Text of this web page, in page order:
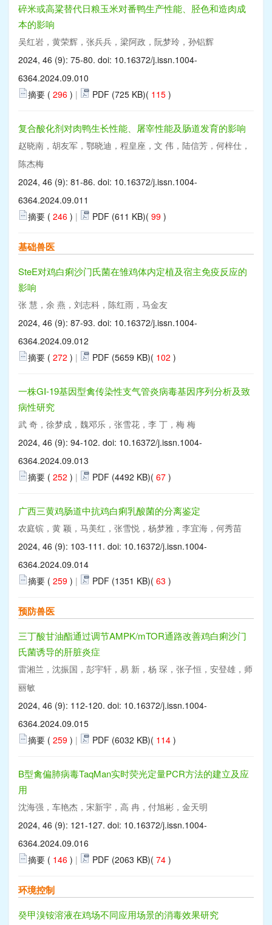
碎米或高粱替代日粮玉米对番鸭生产性能、胫色和造肉成
本的影响
吴红岩，黄荣辉，张兵兵，梁阿政，阮梦玲，孙铝辉
2024, 46 (9): 75-80. doi: 10.16372/j.issn.1004-
6364.2024.09.010
摘要 ( 296 ) | PDF (725 KB)( 115 )
复合酸化剂对肉鸭生长性能、屠宰性能及肠道发育的影响
赵晓南，胡友军，鄂晓迪，程皇座，文 伟，陆信芳，何梓仕，
陈杰梅
2024, 46 (9): 81-86. doi: 10.16372/j.issn.1004-
6364.2024.09.011
摘要 ( 246 ) | PDF (611 KB)( 99 )
基础兽医
SteE对鸡白痢沙门氏菌在雏鸡体内定植及宿主免疫反应的
影响
张 慧，余 燕，刘志科，陈红雨，马金友
2024, 46 (9): 87-93. doi: 10.16372/j.issn.1004-
6364.2024.09.012
摘要 ( 272 ) | PDF (5659 KB)( 102 )
一株GⅠ-19基因型禽传染性支气管炎病毒基因序列分析及致
病性研究
武 奇，徐梦成，魏邓乐，张雪花，李 丁，梅 梅
2024, 46 (9): 94-102. doi: 10.16372/j.issn.1004-
6364.2024.09.013
摘要 ( 252 ) | PDF (4492 KB)( 67 )
广西三黄鸡肠道中抗鸡白痢乳酸菌的分离鉴定
农庭镔，黄 颖，马美红，张雪悦，杨梦雅，李宜海，何秀苗
2024, 46 (9): 103-111. doi: 10.16372/j.issn.1004-
6364.2024.09.014
摘要 ( 259 ) | PDF (1351 KB)( 63 )
预防兽医
三丁酸甘油酯通过调节AMPK/mTOR通路改善鸡白痢沙门
氏菌诱导的肝脏炎症
雷湘兰，沈振国，彭宇轩，易 新，杨 琛，张子恒，安登雄，师
丽敏
2024, 46 (9): 112-120. doi: 10.16372/j.issn.1004-
6364.2024.09.015
摘要 ( 259 ) | PDF (6032 KB)( 114 )
B型禽偏肺病毒TaqMan实时荧光定量PCR方法的建立及应
用
沈海强，车艳杰，宋新宇，高 冉，付旭彬，金天明
2024, 46 (9): 121-127. doi: 10.16372/j.issn.1004-
6364.2024.09.016
摘要 ( 146 ) | PDF (2063 KB)( 74 )
环境控制
癸甲溴铵溶液在鸡场不同应用场景的消毒效果研究